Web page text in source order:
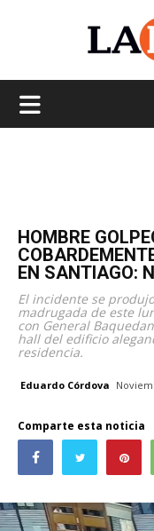
HOMBRE
EN SANTIAGO:
El incidente se
madrugada de este
con General
hall del edificio
residencia.
Eduardo Córdova
Comparte esta noticia